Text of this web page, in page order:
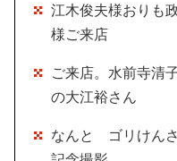
江木俊夫様おりも
様ご来店
ご来店。水前寺清
の大江裕さん
なんと ゴリけん